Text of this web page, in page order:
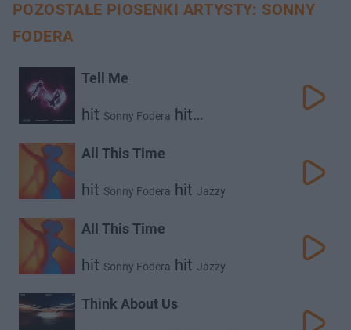
POZOSTAŁE PIOSENKI ARTYSTY: SONNY
FODERA
Tell Me
hit Sonny Fodera hit
All This Time
hit Sonny Fodera hit Jazzy
All This Time
hit Sonny Fodera hit Jazzy
Think About Us